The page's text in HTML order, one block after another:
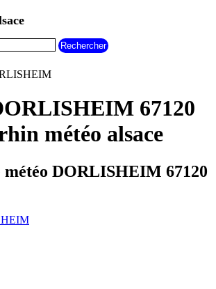
67120
météo alsace
météo DORLISHEIM 67120